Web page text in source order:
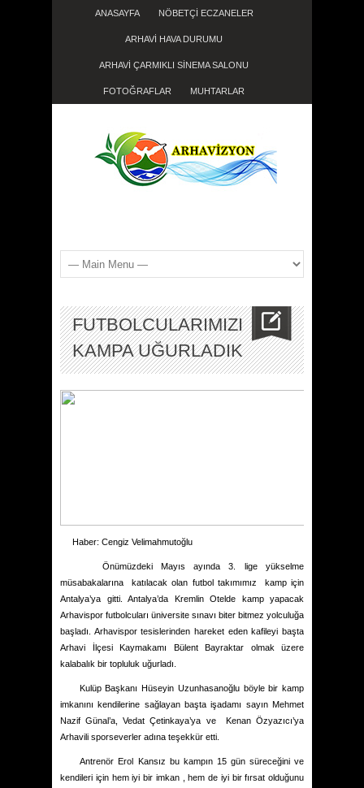
ANASAYFA NÖBETÇİ ECZANELER
ARHAVİ HAVA DURUMU
ARHAVİ ÇARMIKLI SİNEMA SALONU
FOTOĞRAFLAR MUHTARLAR
FUTBOLCULARIMIZI
KAMPA UĞURLADIK
Haber: Cengiz Velimahmutoğlu
Önümüzdeki Mayıs ayında 3. lige yükselme
müsabakalarına
katılacak olan futbol takımımız
kamp için
Antalya’ya gitti. Antalya’da Kremlin Otelde kamp yapacak
Arhavispor futbolcuları üniversite sınavı biter bitmez yolculuğa
başladı. Arhavispor tesislerinden hareket eden kafileyi başta
Arhavi İlçesi Kaymakamı Bülent Bayraktar olmak üzere
kalabalık bir topluluk uğurladı.
Kulüp Başkanı Hüseyin Uzunhasanoğlu böyle bir kamp
imkanını kendilerine sağlayan başta işadamı sayın Mehmet
Nazif Günal’a, Vedat Çetinkaya’ya ve
Kenan Özyazıcı’ya
Arhavili sporseverler adına teşekkür etti.
Antrenör Erol Kansız bu kampın 15 gün süreceğini ve
kendileri için hem iyi bir imkan , hem de iyi bir fırsat olduğunu